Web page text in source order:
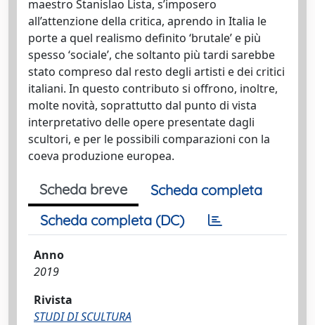
maestro Stanislao Lista, s’imposero
all’attenzione della critica, aprendo in Italia le
porte a quel realismo definito ‘brutale’ e più
spesso ‘sociale’, che soltanto più tardi sarebbe
stato compreso dal resto degli artisti e dei critici
italiani. In questo contributo si offrono, inoltre,
molte novità, soprattutto dal punto di vista
interpretativo delle opere presentate dagli
scultori, e per le possibili comparazioni con la
coeva produzione europea.
Scheda breve
Scheda completa
Scheda completa (DC)
Anno
2019
Rivista
STUDI DI SCULTURA